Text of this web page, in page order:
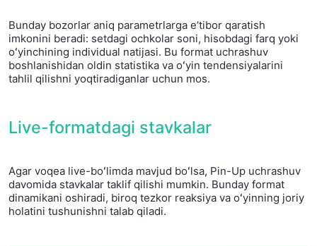
Bunday bozorlar aniq parametrlarga eʼtibor qaratish
imkonini beradi: setdagi ochkolar soni, hisobdagi farq yoki
oʻyinchining individual natijasi. Bu format uchrashuv
boshlanishidan oldin statistika va oʻyin tendensiyalarini
tahlil qilishni yoqtiradiganlar uchun mos.
Live-formatdagi stavkalar
Agar voqea live-boʻlimda mavjud boʻlsa, Pin-Up uchrashuv
davomida stavkalar taklif qilishi mumkin. Bunday format
dinamikani oshiradi, biroq tezkor reaksiya va oʻyinning joriy
holatini tushunishni talab qiladi.